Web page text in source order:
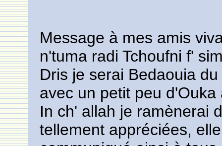
Message à mes amis
n'tuma radi Tchoufni f'
Dris je serai Bedaouia
avec un petit peu d'Ouka
In ch' allah je ramènerai
tellement appréciées,